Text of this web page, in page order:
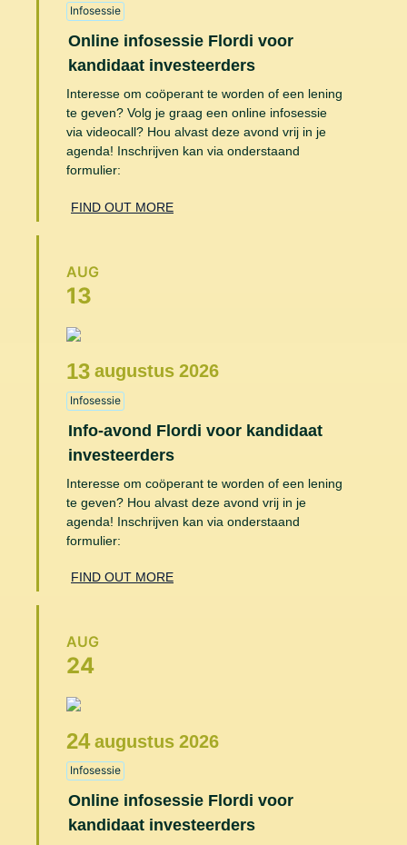
Infosessie
Online infosessie Flordi voor
kandidaat investeerders
Interesse om coöperant te worden of een lening
te geven? Volg je graag een online infosessie
via videocall? Hou alvast deze avond vrij in je
agenda! Inschrijven kan via onderstaand
formulier:
FIND OUT MORE
AUG
13
13 augustus 2026
Infosessie
Info-avond Flordi voor kandidaat
investeerders
Interesse om coöperant te worden of een lening
te geven? Hou alvast deze avond vrij in je
agenda! Inschrijven kan via onderstaand
formulier:
FIND OUT MORE
AUG
24
24 augustus 2026
Infosessie
Online infosessie Flordi voor
kandidaat investeerders